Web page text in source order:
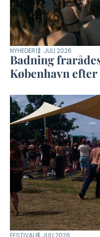
NYHEDER12. JULI 2026
Badning
København
FESTIVAL 8. JULI 2026